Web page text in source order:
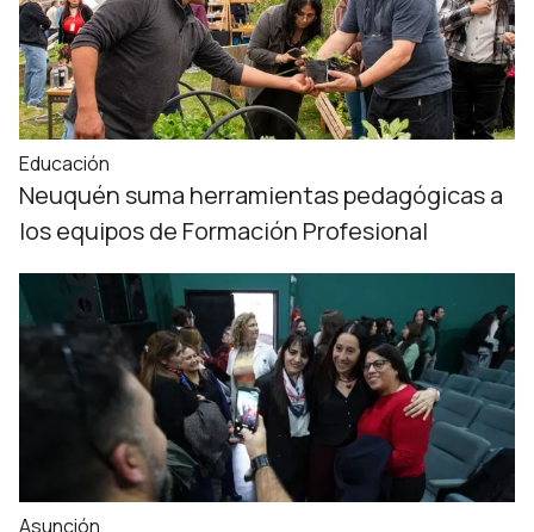
Educación
Neuquén suma herramientas pedagógicas a
los equipos de Formación Profesional
Asunción